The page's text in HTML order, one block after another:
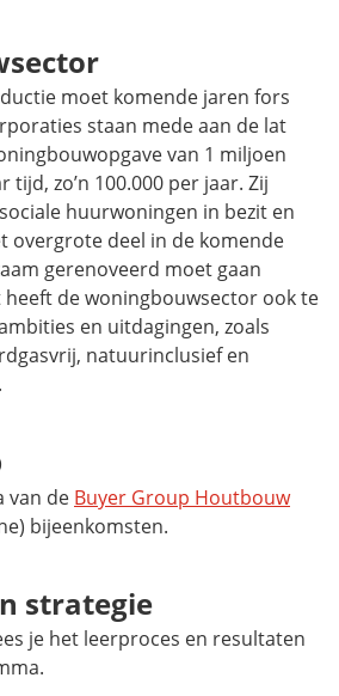
moet komende jaren fors
staan mede aan de lat
van 1 miljoen
zo’n 100.000 per jaar. Zij
huurwoningen in bezit en
overgrote deel in de komende
gerenoveerd moet gaan
de woningbouwsector ook te
en uitdagingen, zoals
natuurinclusief en
van de Buyer Group Houtbouw
bijeenkomsten.
strategie
je het leerproces en resultaten